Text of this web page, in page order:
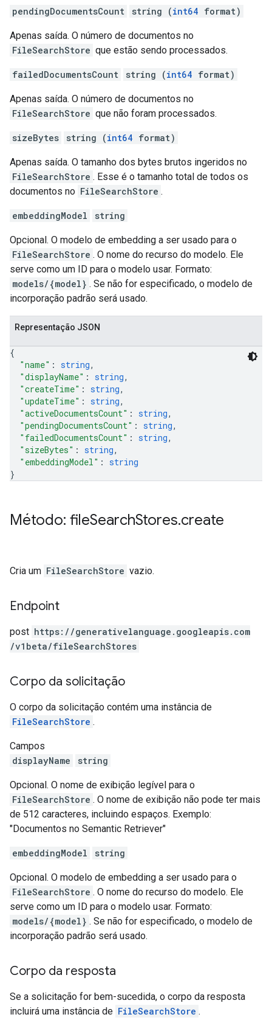
pendingDocumentsCount string (int64 format)
Apenas saída. O número de documentos no
FileSearchStore que estão sendo processados.
failedDocumentsCount string (int64 format)
Apenas saída. O número de documentos no
FileSearchStore que não foram processados.
sizeBytes string (int64 format)
Apenas saída. O tamanho dos bytes brutos ingeridos no
FileSearchStore . Esse é o tamanho total de todos os
documentos no FileSearchStore .
embeddingModel string
Opcional. O modelo de embedding a ser usado para o
FileSearchStore . O nome do recurso do modelo. Ele
serve como um ID para o modelo usar. Formato:
models/{model} . Se não for especificado, o modelo de
incorporação padrão será usado.
Representação JSON
{
"name" : string,
"displayName" : string,
"createTime" : string,
"updateTime" : string,
"activeDocumentsCount" : string,
"pendingDocumentsCount" : string,
"failedDocumentsCount" : string,
"sizeBytes" : string,
"embeddingModel" : string
}
Método: fileSearchStores.create
Cria um FileSearchStore vazio.
Endpoint
post https: / /generativelanguage.googleapis.com
/v1beta/fileSearchStores
Corpo da solicitação
O corpo da solicitação contém uma instância de
FileSearchStore .
Campos
displayName
string
Opcional. O nome de exibição legível para o
FileSearchStore . O nome de exibição não pode ter mais
de 512 caracteres, incluindo espaços. Exemplo:
"Documentos no Semantic Retriever"
embeddingModel string
Opcional. O modelo de embedding a ser usado para o
FileSearchStore . O nome do recurso do modelo. Ele
serve como um ID para o modelo usar. Formato:
models/{model} . Se não for especificado, o modelo de
incorporação padrão será usado.
Corpo da resposta
Se a solicitação for bem-sucedida, o corpo da resposta
incluirá uma instância de FileSearchStore .